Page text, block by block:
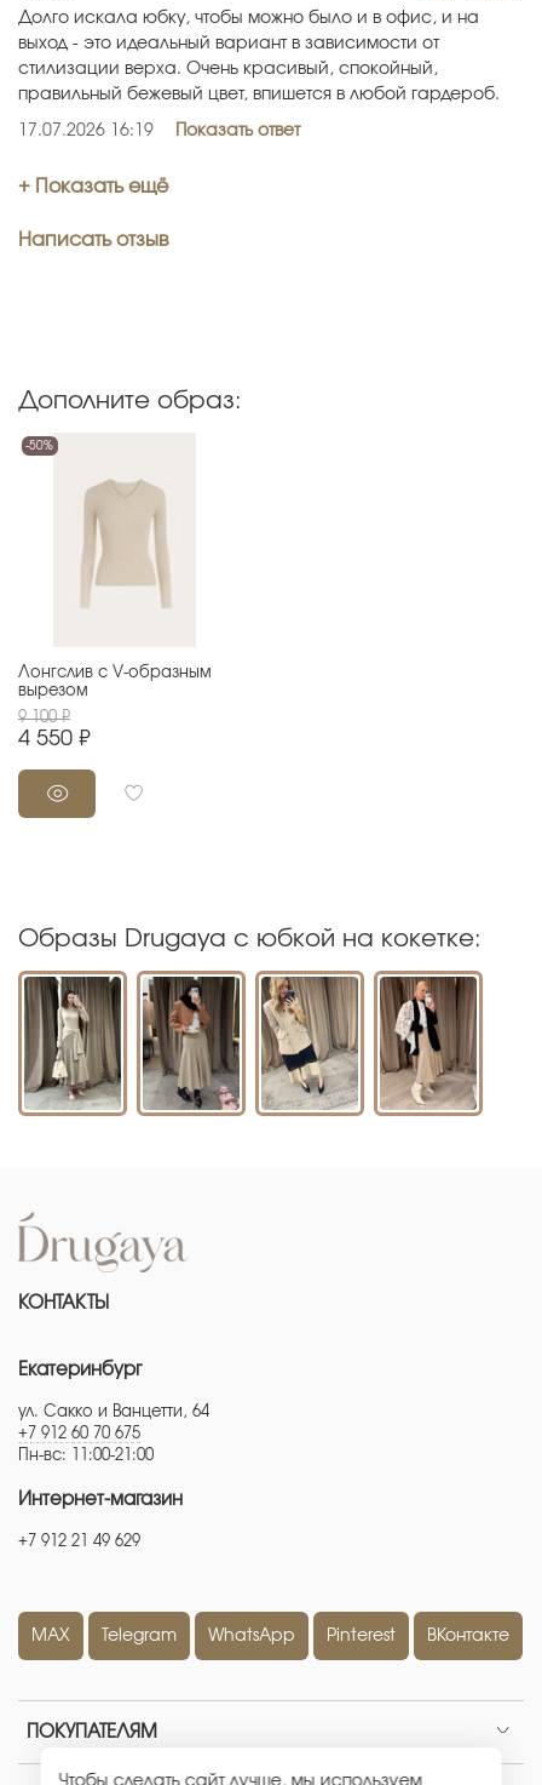
Долго искала юбку, чтобы можно было и в офис, и на
выход - это идеальный вариант в зависимости от
стилизации верха. Очень красивый, спокойный,
правильный бежевый цвет, впишется в любой гардероб.
17.07.2026 16:19 Показать ответ
+ Показать ещё
Написать отзыв
Дополните образ:
-50%
Лонгслив с V-образным
вырезом
9 100 ₽
4 550 ₽
Образы Drugaya с юбкой на кокетке:
ПОКУПАТЕЛЯМ
КОНТАКТЫ
Екатеринбург
ул. Сакко и Ванцетти, 64
+7 912 60 70 675
Пн-вс: 11:00-21:00
Интернет-магазин
+7 912 21 49 629
MAX Telegram WhatsApp Pinterest ВКонтакте
Чтобы сделать сайт лучше, мы используем